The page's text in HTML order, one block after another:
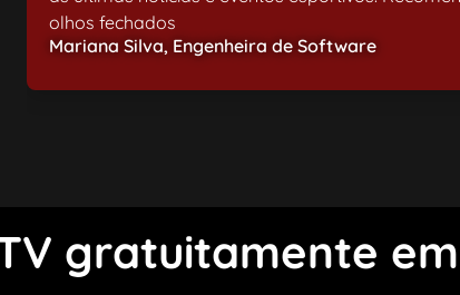
olhos fechados
Mariana Silva, Engenheira de Software
gratuitamente